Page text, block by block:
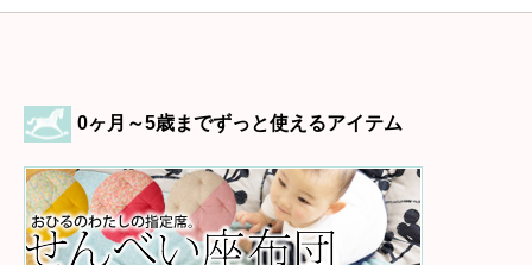
0ヶ月～5歳までずっと使えるアイテム